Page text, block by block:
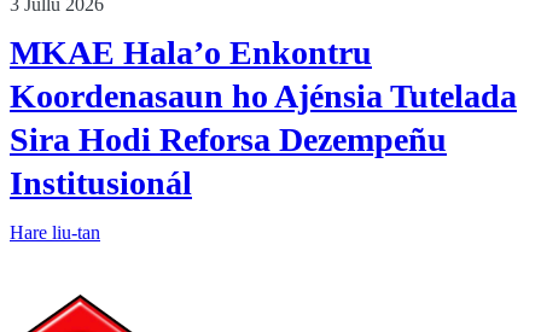
3 Jullu 2026
MKAE Hala’o Enkontru
Koordenasaun ho Ajénsia Tutelada
Sira Hodi Reforsa Dezempeñu
Institusionál
Hare liu-tan